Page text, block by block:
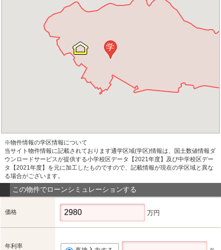
学
※物件情報の学区情報について
当サイト物件情報に記載されております通学区域(学区)情報は、国土数値情報ダ
ウンロードサービスが提供する小学校区データ【2021年度】及び中学校区デー
タ【2021年度】を元に加工したものですので、記載情報が現在の学区域と異な
る場合がございます。
この物件でローンシミュレーションする
価格 万円
年利率